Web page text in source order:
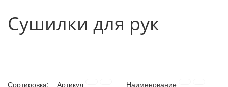
Сушилки для рук
Сортировка: Артикул
Наименование